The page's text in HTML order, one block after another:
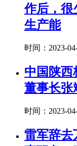
作后，很
生产能
时间：2023-
中国陕西
董事长张
时间：2023-
雷军辞去